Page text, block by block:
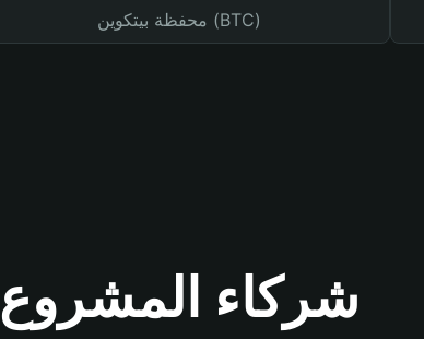
محفظة بيتكوين (BTC)
شركاء المشروع